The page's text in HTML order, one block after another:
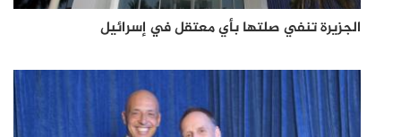
الجزيرة تنفي صلتها بأي معتقل في إسرائيل